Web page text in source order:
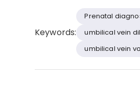
Keywords:
Prenatal
umbilical vein
umbilical vein